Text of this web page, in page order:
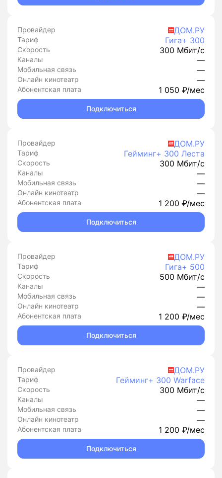
Провайдер ДОМ.РУ
Тариф Гига+ 300
Скорость 300 Мбит/с
Каналы —
Мобильная связь —
Онлайн кинотеатр —
Абонентская плата 1 050 ₽/мес
Подключиться
Провайдер ДОМ.РУ
Тариф Гейминг+ 300 Леста
Скорость 300 Мбит/с
Каналы —
Мобильная связь —
Онлайн кинотеатр —
Абонентская плата 1 200 ₽/мес
Подключиться
Провайдер ДОМ.РУ
Тариф Гига+ 500
Скорость 500 Мбит/с
Каналы —
Мобильная связь —
Онлайн кинотеатр —
Абонентская плата 1 200 ₽/мес
Подключиться
Провайдер ДОМ.РУ
Тариф Гейминг+ 300 Warface
Скорость 300 Мбит/с
Каналы —
Мобильная связь —
Онлайн кинотеатр —
Абонентская плата 1 200 ₽/мес
Подключиться